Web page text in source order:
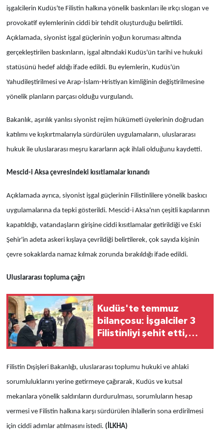
işgalcilerin Kudüs'te Filistin halkına yönelik baskınları ile ırkçı slogan ve
provokatif eylemlerinin ciddi bir tehdit oluşturduğu belirtildi.
Açıklamada, siyonist işgal güçlerinin yoğun koruması altında
gerçekleştirilen baskınların, işgal altındaki Kudüs'ün tarihi ve hukuki
statüsünü hedef aldığı ifade edildi. Bu eylemlerin, Kudüs'ün
Yahudileştirilmesi ve Arap-İslam-Hristiyan kimliğinin değiştirilmesine
yönelik planların parçası olduğu vurgulandı.
Bakanlık, aşırılık yanlısı siyonist rejim hükümeti üyelerinin doğrudan
katılımı ve kışkırtmalarıyla sürdürülen uygulamaların, uluslararası
hukuk ile uluslararası meşru kararların açık ihlali olduğunu kaydetti.
Mescid-i Aksa çevresindeki kısıtlamalar kınandı
Açıklamada ayrıca, siyonist işgal güçlerinin Filistinlilere yönelik baskıcı
uygulamalarına da tepki gösterildi. Mescid-i Aksa'nın çeşitli kapılarının
kapatıldığı, vatandaşların girişine ciddi kısıtlamalar getirildiği ve Eski
Şehir'in adeta askeri kışlaya çevrildiği belirtilerek, çok sayıda kişinin
çevre sokaklarda namaz kılmak zorunda bırakıldığı ifade edildi.
Uluslararası topluma çağrı
Kudüs'te temmuz
bilançosu: İşgalciler 3
Filistinliyi şehit etti,
Filistin Dışişleri Bakanlığı, uluslararası toplumu hukuki ve ahlaki
sorumluluklarını yerine getirmeye çağırarak, Kudüs ve kutsal
mekanlara yönelik saldırıların durdurulması, sorumluların hesap
vermesi ve Filistin halkına karşı sürdürülen ihlallerin sona erdirilmesi
için ciddi adımlar atılmasını istedi. (İLKHA)